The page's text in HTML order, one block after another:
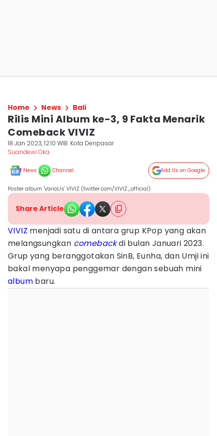
Home News Bali
Rilis Mini Album ke-3, 9 Fakta Menarik
Comeback VIVIZ
18 Jan 2023, 12:10 WIB Kota Denpasar
Suandewi Oka
News Channel Add Us on Google
Poster album 'VarioUs' VIVIZ (twitter.com/VIVIZ_official)
Share Article
VIVIZ menjadi satu di antara grup KPop yang akan
melangsungkan comebackdi bulan Januari 2023.
Grup yang beranggotakan SinB, Eunha, dan Umji ini
bakal menyapa penggemar dengan sebuah mini
album baru.